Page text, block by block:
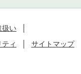
扱い
ィ サイトマップ